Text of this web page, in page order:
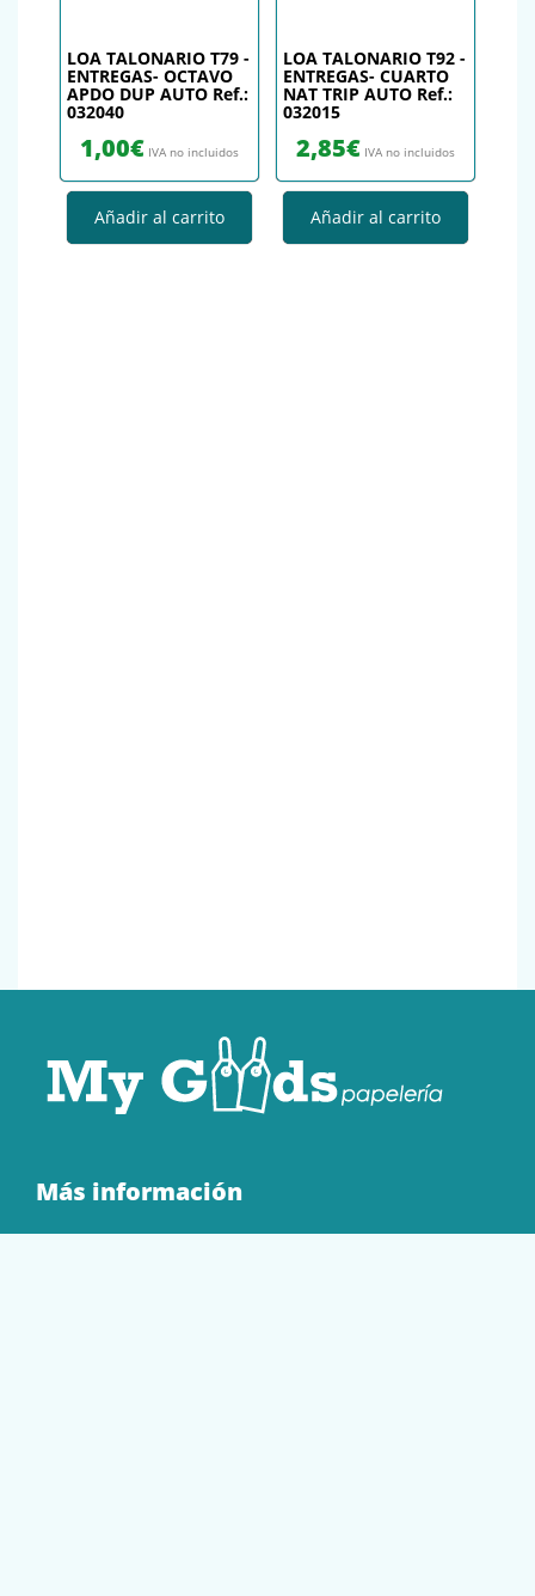
LOA TALONARIO T79 -
ENTREGAS- OCTAVO
APDO DUP AUTO Ref.:
032040
1,00€ IVA no incluidos
Añadir al carrito
LOA TALONARIO T92 -
ENTREGAS- CUARTO
NAT TRIP AUTO Ref.:
032015
2,85€ IVA no incluidos
Añadir al carrito
Más información